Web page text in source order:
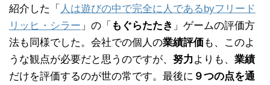
紹介した「 人は遊びの中で完全に人であるbyフリード
リッヒ・シラー 」の「 もぐらたたき 」ゲームの評価方
法も同様でした。会社での個人の業績評価も、このよ
うな観点が必要だと思うのですが、努力よりも、 業績
だけを評価するのが世の常です。最後に ９つの点を通